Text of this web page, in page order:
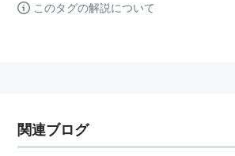
このタグの解説について
関連ブログ